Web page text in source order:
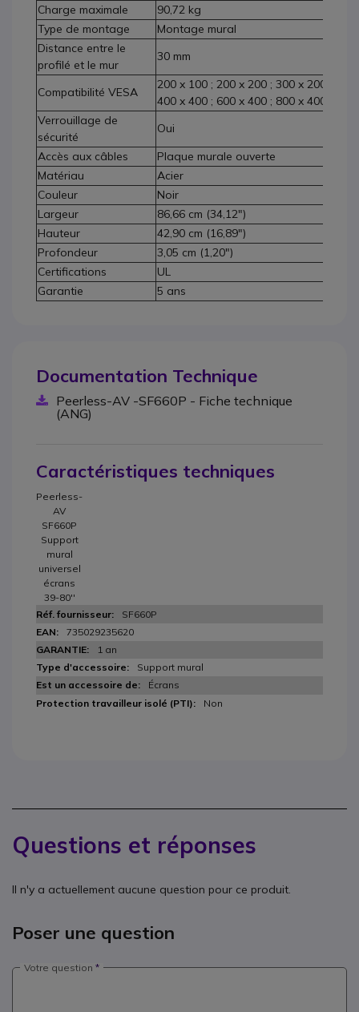
Charge maximale
90,72 kg
Type de montage
Montage mural
Distance entre le
profilé et le mur
30 mm
Compatibilité VESA
200 x 100 ; 200 x 200 ; 300 x 200 ;
400 x 400 ; 600 x 400 ; 800 x 400
Verrouillage de
sécurité
Oui
Accès aux câbles
Plaque murale ouverte
Matériau
Acier
Couleur
Noir
Largeur
86,66 cm (34,12")
Hauteur
42,90 cm (16,89")
Profondeur
3,05 cm (1,20")
Certifications
UL
Garantie
5 ans
Documentation Technique
Peerless-AV -SF660P - Fiche technique
(ANG)
Caractéristiques techniques
Peerless-
AV
SF660P
Support
mural
universel
écrans
39-80''
SF660P
735029235620
1 an
Support mural
Écrans
Non
Questions et réponses
Il n'y a actuellement aucune question pour ce produit.
Poser une question
Votre question